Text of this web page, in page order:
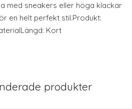
med sneakers eller höga klackar
en helt perfekt stil.Produkt:
Kort
produkter